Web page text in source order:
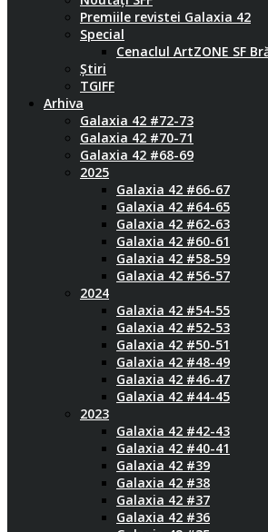
Premiile revistei Galaxia 42
Special
Cenaclul ArtZONE SF
Știri
TGIFF
Arhiva
Galaxia 42 #72-73
Galaxia 42 #70-71
Galaxia 42 #68-69
2025
Galaxia 42 #66-67
Galaxia 42 #64-65
Galaxia 42 #62-63
Galaxia 42 #60-61
Galaxia 42 #58-59
Galaxia 42 #56-57
2024
Galaxia 42 #54-55
Galaxia 42 #52-53
Galaxia 42 #50-51
Galaxia 42 #48-49
Galaxia 42 #46-47
Galaxia 42 #44-45
2023
Galaxia 42 #42-43
Galaxia 42 #40-41
Galaxia 42 #39
Galaxia 42 #38
Galaxia 42 #37
Galaxia 42 #36